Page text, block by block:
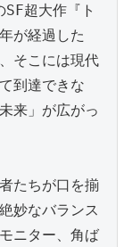
超大作『ト
が経過した
そこには現代
到達できな
来」が広がっ
たちが口を揃
妙なバランス
ニター、角ば